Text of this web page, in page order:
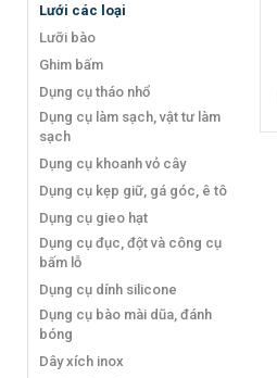
Lưới các loại
Lưỡi bào
Ghim bấm
Dụng cụ tháo nhổ
Dụng cụ làm sạch, vật tư làm
sạch
Dụng cụ khoanh vỏ cây
Dụng cụ kẹp giữ, gá góc, ê tô
Dụng cụ gieo hạt
Dụng cụ đục, đột và công cụ
bấm lỗ
Dụng cụ dính silicone
Dụng cụ bào mài dũa, đánh
bóng
Dây xích inox